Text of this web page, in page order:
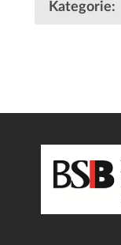
Kategorie: